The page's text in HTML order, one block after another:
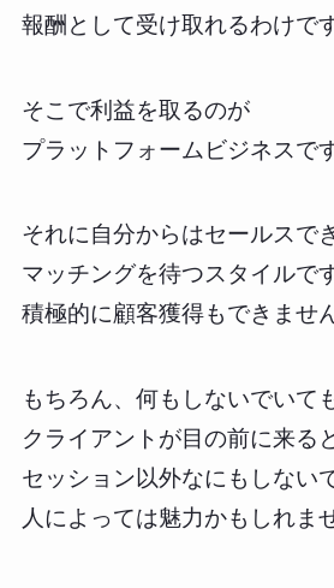
報酬として受け取れるわけで
そこで利益を取るのが
プラットフォームビジネスで
それに自分からはセールスで
マッチングを待つスタイルで
積極的に顧客獲得もできません
もちろん、何もしないでいて
クライアントが目の前に来る
セッション以外なにもしない
人によっては魅力かもしれま